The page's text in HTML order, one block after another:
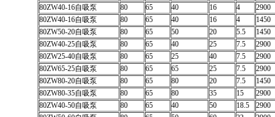
80ZW40-16自吸泵
80 65 40 16 4
2900
80ZW40-16自吸泵
80 65 40 16 4
1450
80ZW50-20自吸泵
80 65 50 20 5.5
1450
80ZW40-25自吸泵
80 65 40 25 7.5
2900
80ZW25-40自吸泵
80 65 25 40 7.5
2900
80ZW65-25自吸泵
80 65 65 25 7.5
2900
80ZW80-20自吸泵
80 65 80 20 7.5
1450
80ZW80-35自吸泵
80 65 80 35 15
2900
80ZW40-50自吸泵
80 65 40 50 18.5
2900